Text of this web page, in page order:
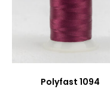
Polyfast 1094